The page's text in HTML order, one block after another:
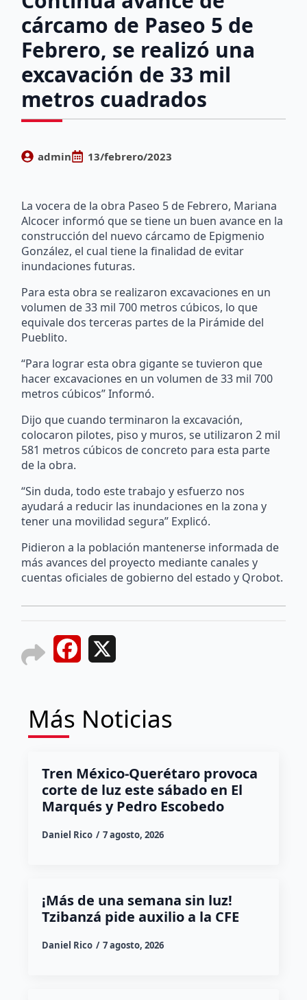
cárcamo de Paseo 5 de
Febrero, se realizó una
excavación de 33 mil
metros cuadrados
admin 13/febrero/2023
La vocera de la obra Paseo 5 de Febrero, Mariana
Alcocer informó que se tiene un buen avance en la
construcción del nuevo cárcamo de Epigmenio
González, el cual tiene la finalidad de evitar
inundaciones futuras.
Para esta obra se realizaron excavaciones en un
volumen de 33 mil 700 metros cúbicos, lo que
equivale dos terceras partes de la Pirámide del
Pueblito.
“Para lograr esta obra gigante se tuvieron que
hacer excavaciones en un volumen de 33 mil 700
metros cúbicos” Informó.
Dijo que cuando terminaron la excavación,
colocaron pilotes, piso y muros, se utilizaron 2 mil
581 metros cúbicos de concreto para esta parte
de la obra.
“Sin duda, todo este trabajo y esfuerzo nos
ayudará a reducir las inundaciones en la zona y
tener una movilidad segura” Explicó.
Pidieron a la población mantenerse informada de
más avances del proyecto mediante canales y
cuentas oficiales de gobierno del estado y Qrobot.
Facebook
Más Noticias
Tren México-Querétaro provoca
corte de luz este sábado en El
Marqués y Pedro Escobedo
Daniel Rico 7 agosto, 2026
¡Más de una semana sin luz!
Tzibanzá pide auxilio a la CFE
Daniel Rico 7 agosto, 2026